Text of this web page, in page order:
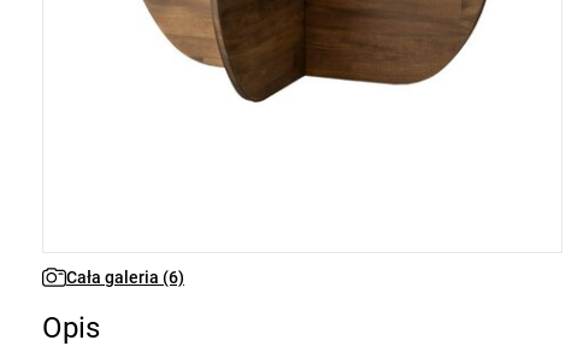
Cała galeria (6)
Opis